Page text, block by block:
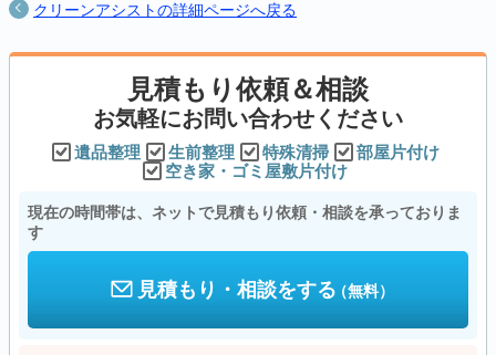
クリーンアシストの詳細ページへ戻る
見積もり依頼＆相談
お気軽にお問い合わせください
遺品整理 生前整理 特殊清掃
部屋片付け
空き家・ゴミ屋敷片付け
現在の時間帯は、ネットで見積もり依頼・相談を承っておりま
す
見積もり・相談をする（無料）